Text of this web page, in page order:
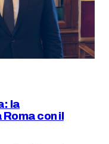
la
con il